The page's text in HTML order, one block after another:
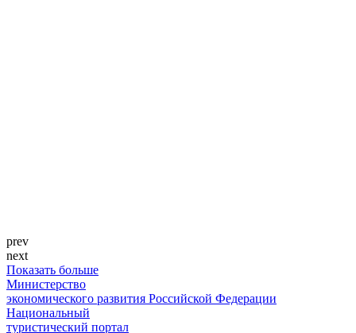
prev
next
Показать больше
Министерство
экономического развития Российской Федерации
Национальный
туристический портал